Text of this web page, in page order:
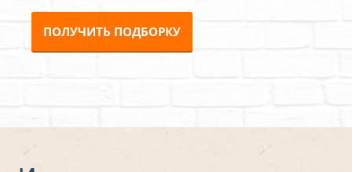
ПОЛУЧИТЬ ПОДБОРКУ